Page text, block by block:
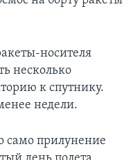
носителя
несколько
к спутнику.
недели.
само прилунение